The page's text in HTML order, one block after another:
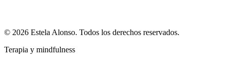
© 2026 Estela Alonso. Todos los derechos reservados.
Terapia y mindfulness